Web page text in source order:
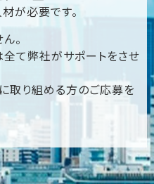
が必要です。
。
て弊社がサポートをさせ
取り組める方のご応募を